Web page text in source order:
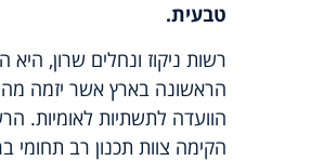
טבעית.
רשות ניקוז ונחלים שרון, היא
הראשונה בארץ אשר יזמה
הוועדה לתשתיות לאומיות.
הקימה צוות תכנון רב תחומי